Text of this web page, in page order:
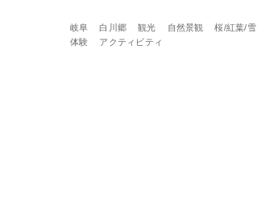
岐阜 白川郷 観光 自然景観
桜/紅葉/雪
体験
アクティビティ